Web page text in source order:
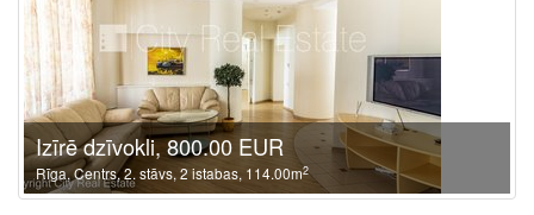
Izīrē dzīvokli, 800.00 EUR
Rīga, Centrs, 2. stāvs, 2 istabas, 114.00m2